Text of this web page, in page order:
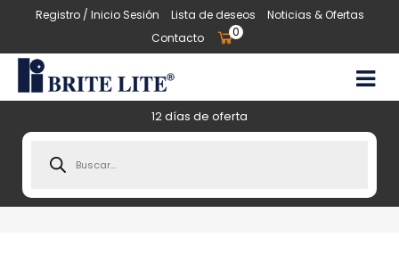
Registro / Inicio Sesión Lista de deseos
Noticias & Ofertas
Contacto
0
12 días de oferta
search